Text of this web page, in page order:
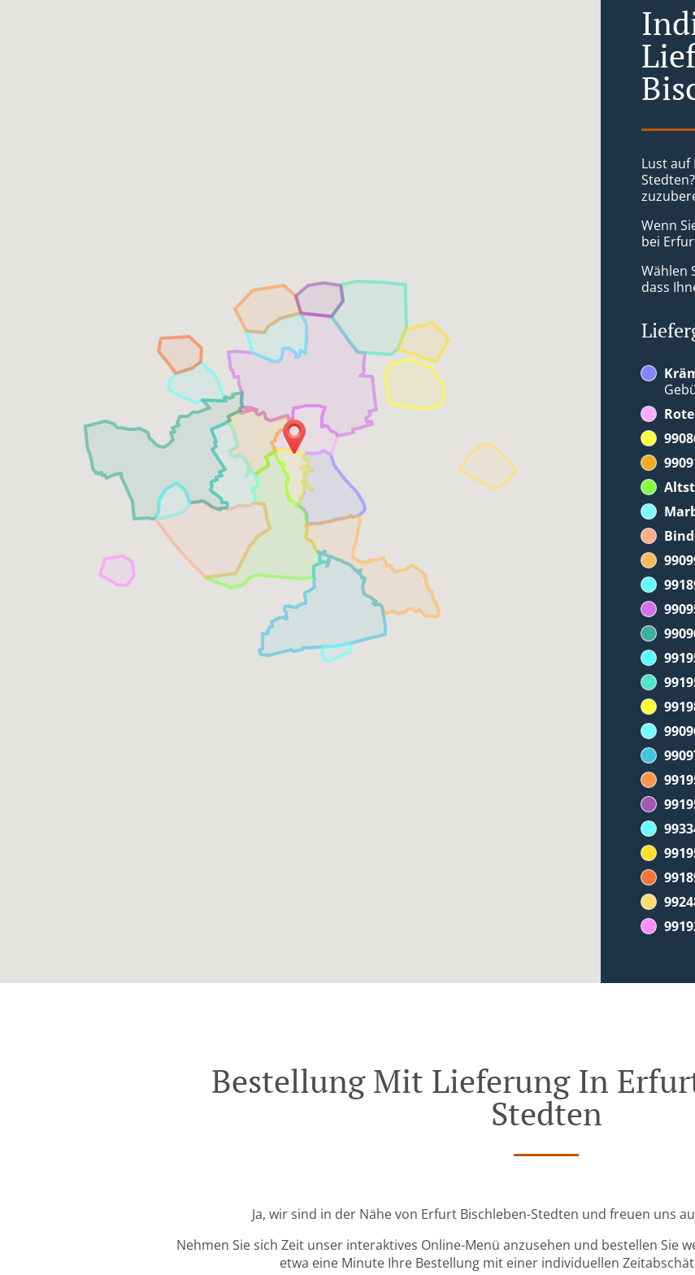
Lust auf
Wenn
bei
Wählen
dass
Bestellung Mit Lieferung In
Stedten
Ja, wir sind in der Nähe von Erfurt Bischleben-Stedten und freuen uns
Nehmen Sie sich Zeit unser interaktives Online-Menü anzusehen und bestellen Sie
etwa eine Minute Ihre Bestellung mit einer individuellen